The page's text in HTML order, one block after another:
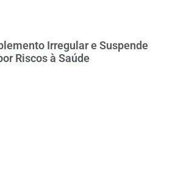
Irregular e Suspende
Riscos à Saúde